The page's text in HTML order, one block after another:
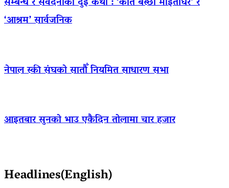
‘आश्रम’ सार्वजनिक
नेपाल स्की संघको सातौँ नियमित साधारण सभा
आइतबार सुनको भाउ एकैदिन तोलामा चार हजार
Headlines(English)